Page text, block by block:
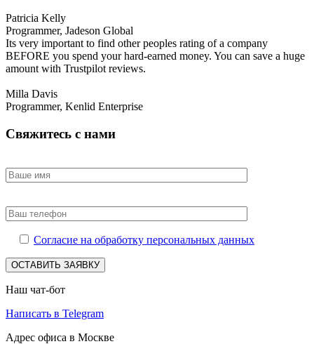
Patricia Kelly
Programmer, Jadeson Global
Its very important to find other peoples rating of a company
BEFORE you spend your hard-earned money. You can save a huge
amount with Trustpilot reviews.
Milla Davis
Programmer, Kenlid Enterprise
Свяжитесь с нами
Согласие на обработку персональных данных
Наш чат-бот
Написать в Telegram
Адрес офиса в Москве